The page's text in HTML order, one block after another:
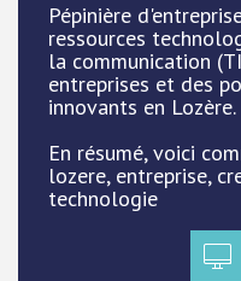
Pépinière
ressources
la communication
entreprises et des
innovants en Lozère.
En résumé, voici
lozere, entreprise,
technologie